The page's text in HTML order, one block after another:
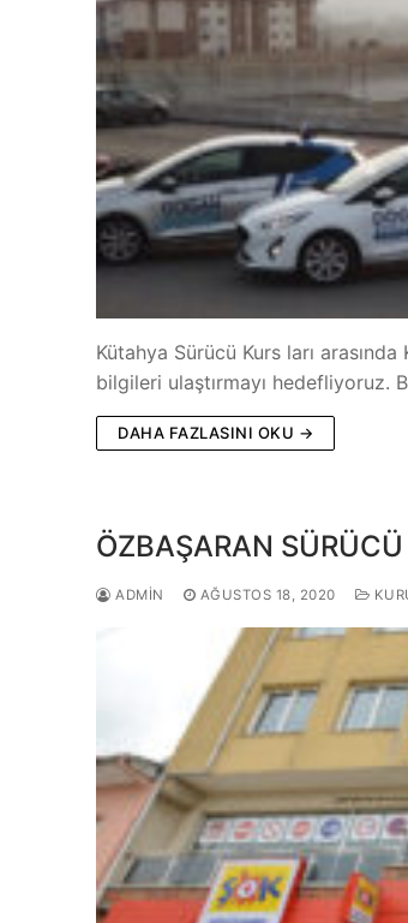
Kütahya Sürücü Kurs ları
bilgileri ulaştırmayı hedefliyoruz.
DAHA FAZLASINI OKU →
ÖZBAŞARAN
ADMIN AĞUSTOS 18, 2020